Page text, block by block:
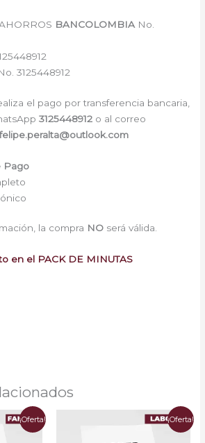
BANCOLOMBIANo.
3125448912
el pago por transferencia bancaria,
3125448912 o al correo
Pago
la compra NO será válida.
en el PACK DE MINUTAS
¡Oferta! ¡Oferta!
precio